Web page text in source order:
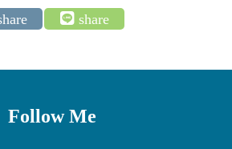
Follow Me